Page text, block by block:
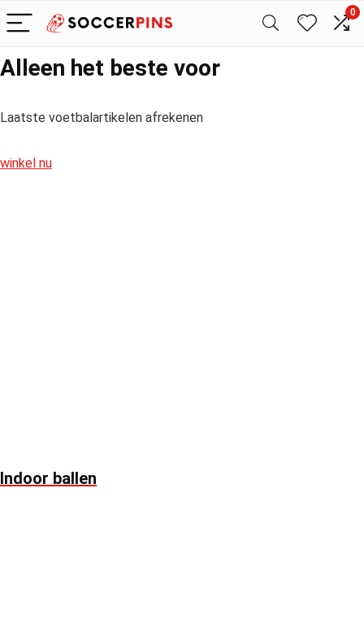
0
Alleen het beste voor
Laatste voetbalartikelen afrekenen
winkel nu
Indoor ballen